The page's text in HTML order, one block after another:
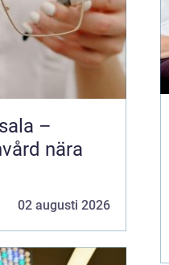
–
nära
02 augusti 2026